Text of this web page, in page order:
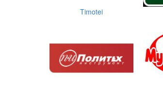
Timotei